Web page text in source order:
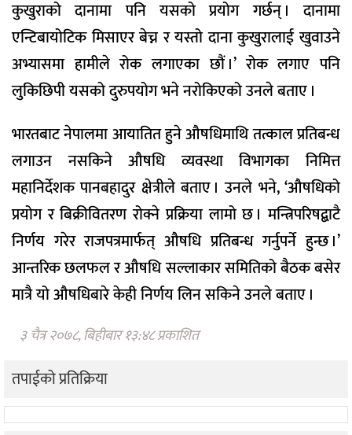
कुखुराको दानामा पनि यसको प्रयोग गर्छन् । दानामा
एन्टिबायोटिक मिसाएर बेच्न र यस्तो दाना कुखुरालाई खुवाउने
अभ्यासमा हामीले रोक लगाएका छौं ।’ रोक लगाए पनि
लुकिछिपी यसको दुरुपयोग भने नरोकिएको उनले बताए ।
भारतबाट नेपालमा आयातित हुने औषधिमाथि तत्काल प्रतिबन्ध
लगाउन नसकिने औषधि व्यवस्था विभागका निमित्त
महानिर्देशक पानबहादुर क्षेत्रीले बताए । उनले भने, ‘औषधिको
प्रयोग र बिक्रीवितरण रोक्ने प्रक्रिया लामो छ । मन्त्रिपरिषद्बाटै
निर्णय गरेर राजपत्रमार्फत् औषधि प्रतिबन्ध गर्नुपर्ने हुन्छ ।’
आन्तरिक छलफल र औषधि सल्लाकार समितिको बैठक बसेर
मात्रै यो औषधिबारे केही निर्णय लिन सकिने उनले बताए ।
३ चैत्र २०७८, बिहीबार १३:४८ प्रकाशित
तपाईको प्रतिक्रिया